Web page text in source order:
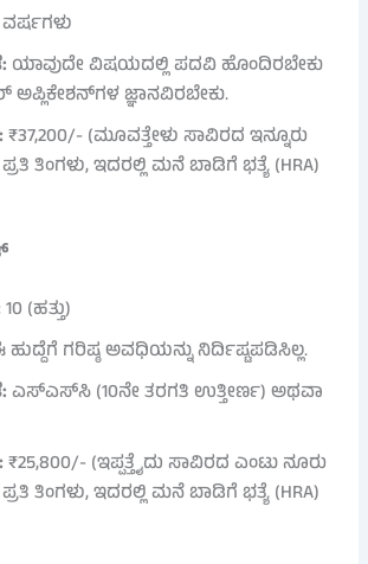
ವರ್ಷಗಳು
ಯಾವುದೇ ವಿಷಯದಲ್ಲಿ ಪದವಿ ಹೊಂದಿರಬೇಕು
ಅಪ್ಲಿಕೇಶನ್‌ಗಳ ಜ್ಞಾನವಿರಬೇಕು.
₹37,200/- (ಮೂವತ್ತೇಳು ಸಾವಿರದ ಇನ್ನೂರು
ತಿಂಗಳು, ಇದರಲ್ಲಿ ಮನೆ ಬಾಡಿಗೆ ಭತ್ಯೆ (HRA)
10 (ಹತ್ತು)
ಹುದ್ದೆಗೆ ಗರಿಷ್ಠ ಅವಧಿಯನ್ನು ನಿರ್ದಿಷ್ಟಪಡಿಸಿಲ್ಲ.
ಎಸ್‌ಎಸ್‌ಸಿ (10ನೇ ತರಗತಿ ಉತ್ತೀರ್ಣ) ಅಥವಾ
₹25,800/- (ಇಪ್ಪತ್ತೈದು ಸಾವಿರದ ಎಂಟು ನೂರು
ತಿಂಗಳು, ಇದರಲ್ಲಿ ಮನೆ ಬಾಡಿಗೆ ಭತ್ಯೆ (HRA)